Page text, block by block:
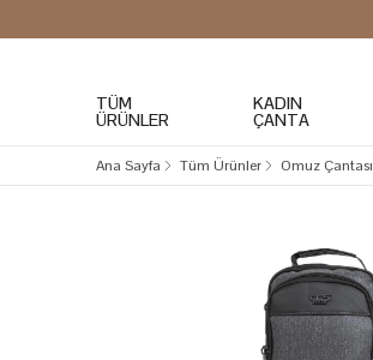
TÜM
ÜRÜNLER
KADIN
ÇANTA
Ana Sayfa Tüm Ürünler Omuz Çantası